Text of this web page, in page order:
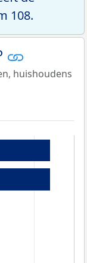
108.
huishoudens